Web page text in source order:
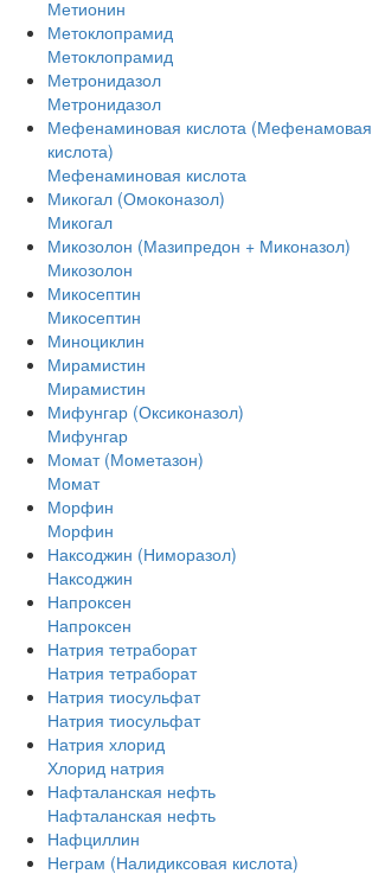
Метионин
Метоклопрамид
Метоклопрамид
Метронидазол
Метронидазол
Мефенаминовая кислота (Мефенамовая
кислота)
Мефенаминовая кислота
Микогал (Омоконазол)
Микогал
Микозолон (Мазипредон + Миконазол)
Микозолон
Микосептин
Микосептин
Миноциклин
Мирамистин
Мирамистин
Мифунгар (Оксиконазол)
Мифунгар
Момат (Мометазон)
Момат
Морфин
Морфин
Наксоджин (Ниморазол)
Наксоджин
Напроксен
Напроксен
Натрия тетраборат
Натрия тетраборат
Натрия тиосульфат
Натрия тиосульфат
Натрия хлорид
Хлорид натрия
Нафталанская нефть
Нафталанская нефть
Нафциллин
Неграм (Налидиксовая кислота)